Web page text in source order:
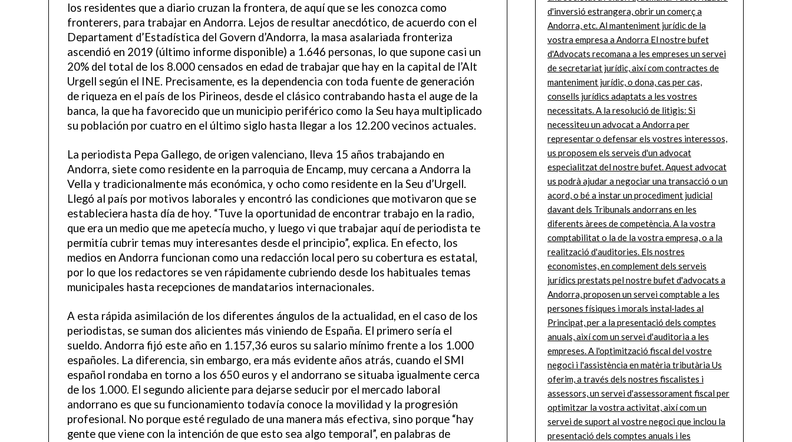
los residentes que a diario cruzan la frontera, de aquí que se les conozca como
fronterers, para trabajar en Andorra. Lejos de resultar anecdótico, de acuerdo con el
Departament d’Estadística del Govern d’Andorra, la masa asalariada fronteriza
ascendió en 2019 (último informe disponible) a 1.646 personas, lo que supone casi un
20% del total de los 8.000 censados en edad de trabajar que hay en la capital de l’Alt
Urgell según el INE. Precisamente, es la dependencia con toda fuente de generación
de riqueza en el país de los Pirineos, desde el clásico contrabando hasta el auge de la
banca, la que ha favorecido que un municipio periférico como la Seu haya multiplicado
su población por cuatro en el último siglo hasta llegar a los 12.200 vecinos actuales.
La periodista Pepa Gallego, de origen valenciano, lleva 15 años trabajando en
Andorra, siete como residente en la parroquia de Encamp, muy cercana a Andorra la
Vella y tradicionalmente más económica, y ocho como residente en la Seu d’Urgell.
Llegó al país por motivos laborales y encontró las condiciones que motivaron que se
estableciera hasta día de hoy. “Tuve la oportunidad de encontrar trabajo en la radio,
que era un medio que me apetecía mucho, y luego vi que trabajar aquí de periodista te
permitía cubrir temas muy interesantes desde el principio”, explica. En efecto, los
medios en Andorra funcionan como una redacción local pero su cobertura es estatal,
por lo que los redactores se ven rápidamente cubriendo desde los habituales temas
municipales hasta recepciones de mandatarios internacionales.
A esta rápida asimilación de los diferentes ángulos de la actualidad, en el caso de los
periodistas, se suman dos alicientes más viniendo de España. El primero sería el
sueldo. Andorra fijó este año en 1.157,36 euros su salario mínimo frente a los 1.000
españoles. La diferencia, sin embargo, era más evidente años atrás, cuando el SMI
español rondaba en torno a los 650 euros y el andorrano se situaba igualmente cerca
de los 1.000. El segundo aliciente para dejarse seducir por el mercado laboral
andorrano es que su funcionamiento todavía conoce la movilidad y la progresión
profesional. No porque esté regulado de una manera más efectiva, sino porque “hay
gente que viene con la intención de que esto sea algo temporal”, en palabras de